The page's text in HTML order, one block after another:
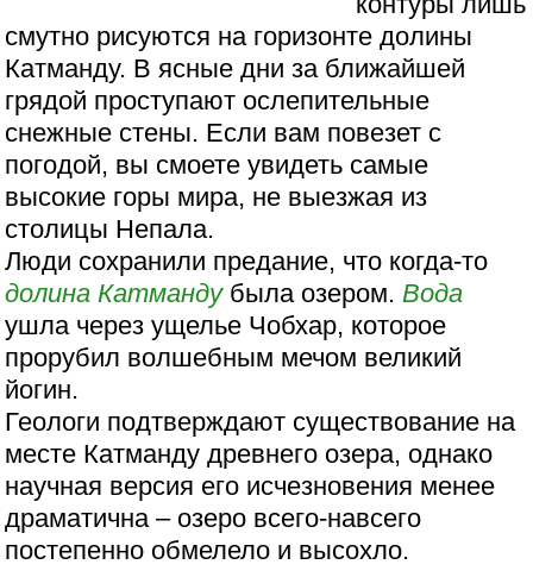
смутно рисуются на горизонте долины
Катманду. В ясные дни за ближайшей
грядой проступают ослепительные
снежные стены. Если вам повезет с
погодой, вы смоете увидеть самые
высокие горы мира, не выезжая из
столицы Непала.
Люди сохранили предание, что когда-то
долина Катмандубыла озером. Вода
ушла через ущелье Чобхар, которое
прорубил волшебным мечом великий
йогин.
Геологи подтверждают существование на
месте Катманду древнего озера, однако
научная версия его исчезновения менее
драматична – озеро всего-навсего
постепенно обмелело и высохло.